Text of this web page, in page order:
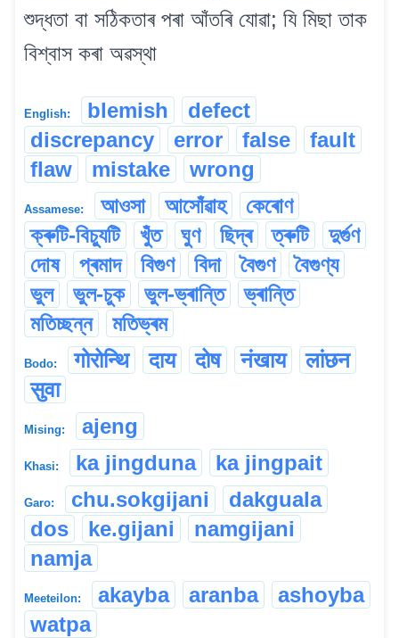
শুদ্ধতা বা সঠিকতাৰ পৰা আঁতৰি যোৱা; যি মিছা তাক
বিশ্বাস কৰা অৱস্থা
English: blemish
defect
discrepancy
error false
fault
flaw
mistake wrong
Assamese: আওসা আসোঁৱাহ
কেৰোণ
ক্ৰুটি-বিচ্যুটি
খুঁত ঘুণ ছিদ্ৰ ত্ৰুটি
দুৰ্গুণ
দোষ
প্ৰমাদ বিগুণ বিদা বৈগুণ
বৈগুণ্য
ভুল
ভুল-চুক ভুল-ভ্ৰান্তি
ভ্ৰান্তি
মতিচ্ছন্ন
মতিভ্ৰম
Bodo: गोरोन्थि दाय दोष नंखाय
लांछन
सुवा
Mising: ajeng
Khasi: ka jingduna ka jingpait
Garo: chu.sokgijani
dakguala
dos
ke.gijani
namgijani
namja
Meeteilon: akayba aranba
ashoyba
watpa